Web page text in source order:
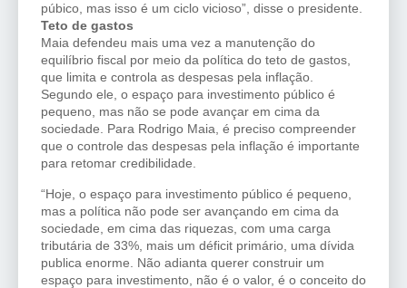
púbico, mas isso é um ciclo vicioso”, disse o presidente.
Teto de gastos
Maia defendeu mais uma vez a manutenção do
equilíbrio fiscal por meio da política do teto de gastos,
que limita e controla as despesas pela inflação.
Segundo ele, o espaço para investimento público é
pequeno, mas não se pode avançar em cima da
sociedade. Para Rodrigo Maia, é preciso compreender
que o controle das despesas pela inflação é importante
para retomar credibilidade.
“Hoje, o espaço para investimento público é pequeno,
mas a política não pode ser avançando em cima da
sociedade, em cima das riquezas, com uma carga
tributária de 33%, mais um déficit primário, uma dívida
publica enorme. Não adianta querer construir um
espaço para investimento, não é o valor, é o conceito do